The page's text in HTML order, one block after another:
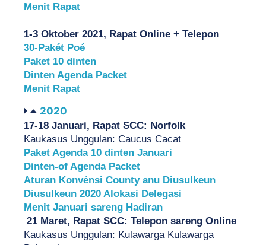
Menit Rapat
1-3 Oktober 2021, Rapat Online + Telepon
30-Pakét Poé
Paket 10 dinten
Dinten Agenda Packet
Menit Rapat
2020
17-18 Januari, Rapat SCC: Norfolk
Kaukasus Unggulan: Caucus Cacat
Paket Agenda 10 dinten Januari
Dinten-of Agenda Packet
Aturan Konvénsi County anu Diusulkeun
Diusulkeun 2020 Alokasi Delegasi
Menit Januari sareng Hadiran
21 Maret, Rapat SCC: Telepon sareng Online
Kaukasus Unggulan: Kulawarga Kulawarga